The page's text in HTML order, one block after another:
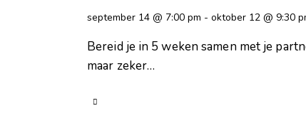
september 14 @ 7:00 pm - oktober 12 @ 9:30
Bereid je in 5 weken samen met je
maar zeker…